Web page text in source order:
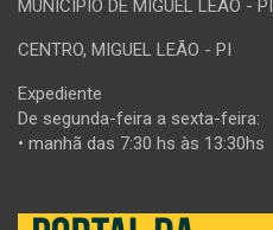
MUNICÍPIO DE MIGUEL LEÃO - PI
CENTRO, MIGUEL LEÃO - PI
Expediente
De segunda-feira a sexta-feira:
• manhã das 7:30 hs às 13:30hs